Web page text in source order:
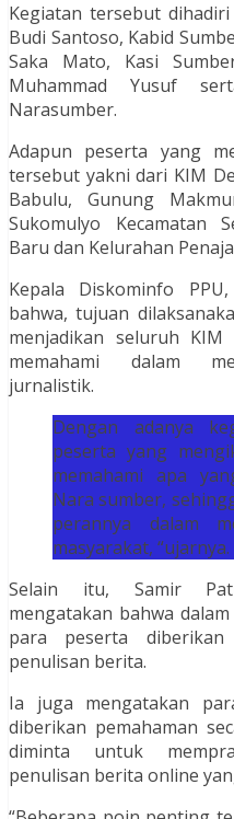
Kegiatan tersebut
Budi Santoso, Kabid
Saka Mato, Kasi
Muhammad Yusuf
Narasumber.
Adapun peserta yang
tersebut yakni dari KIM
Babulu, Gunung
Sukomulyo Kecamatan
Baru dan Kelurahan
Kepala Diskominfo
bahwa, tujuan
menjadikan seluruh
memahami dalam
jurnalistik.
Dengan adanya
peserta yang
memahami apa
Nara sumber,
perannya dalam
masyarakat, “ujarnya.
Selain itu, Samir
mengatakan bahwa
para peserta
penulisan berita.
Ia juga mengatakan
diberikan pemahaman
diminta untuk
penulisan berita online